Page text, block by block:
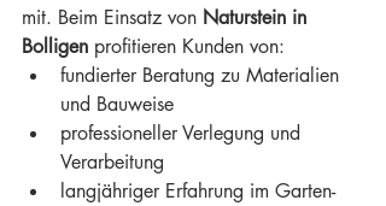
mit. Beim Einsatz von Naturstein in
Bolligen profitieren Kunden von:
fundierter Beratung zu Materialien
und Bauweise
professioneller Verlegung und
Verarbeitung
langjähriger Erfahrung im Garten-